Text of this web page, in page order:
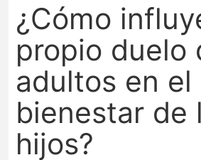
¿Cómo
propio duelo
adultos en el
bienestar de
hijos?